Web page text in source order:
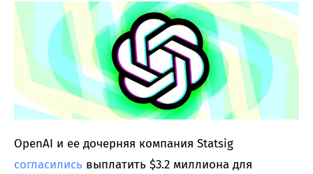
OpenAI и ее дочерняя компания Statsig
согласились выплатить $3.2 миллиона для